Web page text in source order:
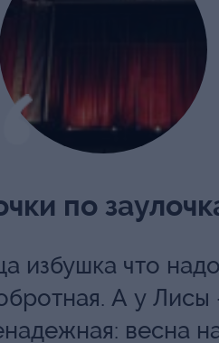
в Модерн
падающих
на
стиль
огромная
то
деревья
качаются дети
по
избушка что
А у Лисы
весна